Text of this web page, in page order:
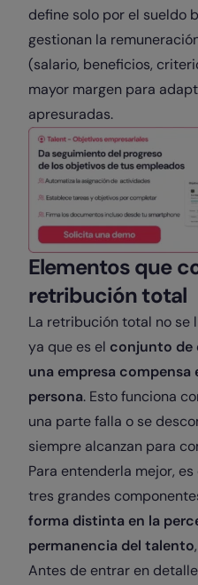
define solo por el sueldo
gestionan la
(salario, beneficios,
mayor margen para
apresuradas.
Elementos que
retribución total
La retribución total no se
ya que es el conjunto de
una empresa compensa
persona. Esto funciona
una parte falla o se
siempre alcanzan para
Para entenderla mejor,
tres grandes
forma distinta en la
permanencia del talento
Antes de entrar en